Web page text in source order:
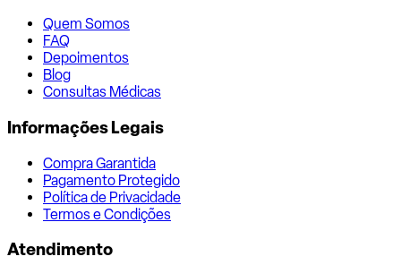
Quem Somos
FAQ
Depoimentos
Blog
Consultas Médicas
Informações Legais
Compra Garantida
Pagamento Protegido
Política de Privacidade
Termos e Condições
Atendimento